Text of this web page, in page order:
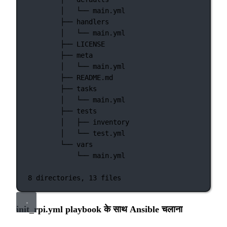
└── main.yml
├── handlers
└── main.yml
├── LICENSE
├── meta
└── main.yml
├── README.md
├── tasks
└── main.yml
├── tests
├──
inventory
└── test.yml
└── vars
└── main.yml
8 directories, 13 files
init_rpi.yml playbook के साथ Ansible चलाना